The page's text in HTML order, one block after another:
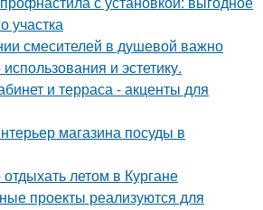
участка
смесителей в душевой важно
и эстетику.
и терраса - акценты для
магазина посуды в
летом в Кургане
проекты реализуются для